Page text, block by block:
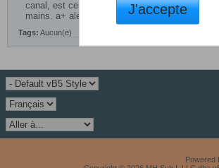
canal, est ce normalisé ?) merci a tous pour
mains. a+ alexis
Tags: Aucun(e)
Powered
J'accepte